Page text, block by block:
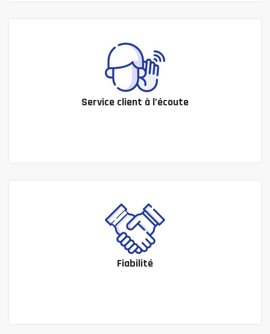
Service client à l’écoute
Fiabilité